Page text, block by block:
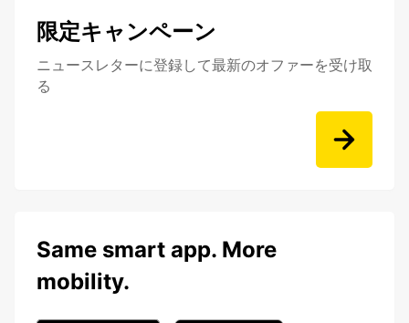
限定キャンペーン
ニュースレターに登録して最新のオファーを受け取
る
Same smart app. More
mobility.